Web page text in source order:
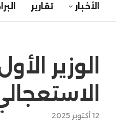
الأخبار تقارير
الوزير
12 أكتوبر 2025